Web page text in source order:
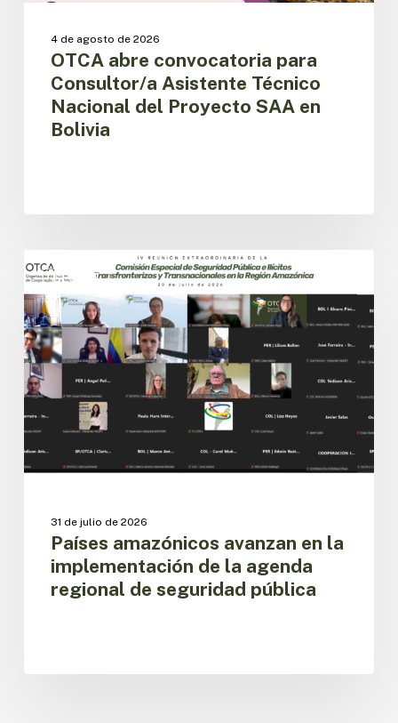
4 de agosto de 2026
OTCA abre convocatoria para
Consultor/a Asistente Técnico
Nacional del Proyecto SAA en
Bolivia
CESPIT
amazónicos
avanzan
en
la
implementación
de
la
agenda
regional
de
seguridad
31 de julio de 2026
Países amazónicos avanzan en la
implementación de la agenda
regional de seguridad pública